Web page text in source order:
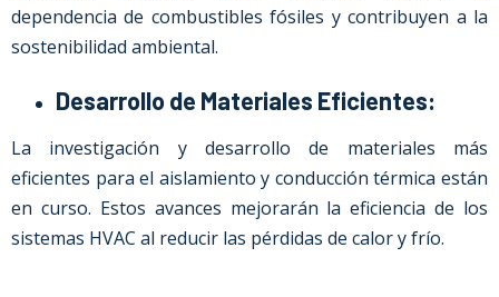
dependencia de combustibles fósiles y contribuyen a la
sostenibilidad ambiental.
Desarrollo de Materiales Eficientes:
La investigación y desarrollo de materiales más
eficientes para el aislamiento y conducción térmica están
en curso. Estos avances mejorarán la eficiencia de los
sistemas HVAC al reducir las pérdidas de calor y frío.